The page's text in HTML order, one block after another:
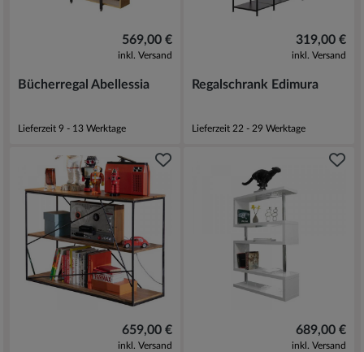
569,00 €
inkl. Versand
Bücherregal Abellessia
Lieferzeit 9 - 13 Werktage
319,00 €
inkl. Versand
Regalschrank Edimura
Lieferzeit 22 - 29 Werktage
659,00 €
inkl. Versand
689,00 €
inkl. Versand